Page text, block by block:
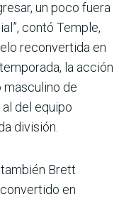
un poco fuera
contó Temple,
reconvertida en
la acción
masculino de
del equipo
división.
Brett
en